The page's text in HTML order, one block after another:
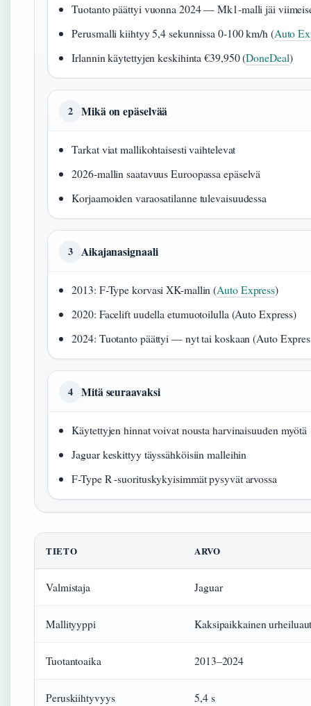
Tuotanto päättyi vuonna 2024 — Mk1-malli jäi
Perusmalli kiihtyy 5,4 sekunnissa 0-100 km/h (Auto
Irlannin käytettyjen keskihinta €39,950 (DoneDeal)
2 Mikä on epäselvää
Tarkat viat mallikohtaisesti vaihtelevat
2026-mallin saatavuus Euroopassa epäselvä
Korjaamoiden varaosatilanne tulevaisuudessa
3 Aikajanasignaali
2013: F-Type korvasi XK-mallin (Auto Express)
2020: Facelift uudella etumuotoilulla (Auto Express)
2024: Tuotanto päättyi — nyt tai koskaan (Auto
4 Mitä seuraavaksi
Käytettyjen hinnat voivat nousta harvinaisuuden myötä
Jaguar keskittyy täyssähköisiin malleihin
F-Type R -suorituskykyisimmät pysyvät arvossa
TIETO ARVO
Valmistaja Jaguar
Mallityyppi Kaksipaikkainen
Tuotantoaika 2013–2024
Peruskiihtyvyys 5,4 s